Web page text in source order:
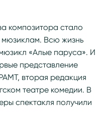
композитора стало
мюзиклам. Всю жизнь
«Алые паруса». И
представление
вторая редакция
театре комедии. В
спектакля получили